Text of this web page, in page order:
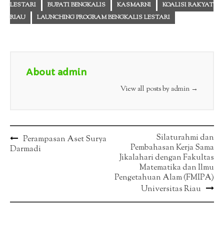
LESTARI
BUPATI BENGKALIS KASMARNI
KOALISI RAKYAT
RIAU
LAUNCHING PROGRAM BENGKALIS LESTARI
About admin
View all posts by admin →
Post
navigation
Perampasan Aset Surya
Darmadi
Silaturahmi dan
Pembahasan Kerja Sama
Jikalahari dengan Fakultas
Matematika dan Ilmu
Pengetahuan Alam (FMIPA)
Universitas Riau